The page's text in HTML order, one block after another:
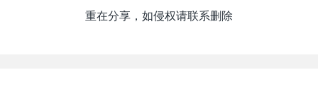
重在分享，如侵权请联系删除